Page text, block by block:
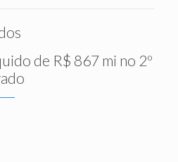
de R$ 867 mi no 2º